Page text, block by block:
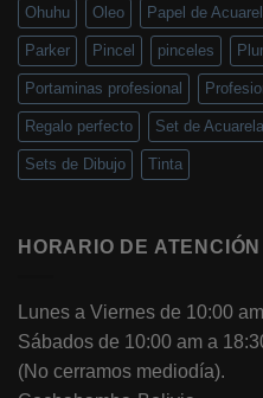
Ohuhu Oleo Papel de
Parker Pincel pinceles
Portaminas profesional
Regalo perfecto Set de
Sets de Dibujo Tinta
HORARIO DE ATENCIÓN
Lunes a Viernes de 10:00
Sábados de 10:00 am a
(No cerramos mediodía).